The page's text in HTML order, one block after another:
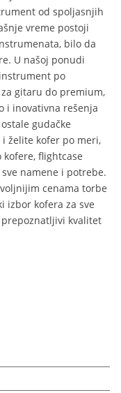
od spoljasnjih
vreme postoji
bilo da
U našoj ponudi
po
gitaru do premium,
i inovativna rešenja
gudačke
želite kofer po meri,
flightcase
namene i potrebe.
cenama torbe
izbor kofera za sve
kvalitet